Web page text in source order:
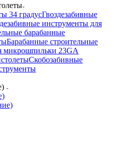
34 градусГвоздезабивные
инструменты для
барабанные
Барабанные строительные
микрошпильки 23GA
Скобозабивные